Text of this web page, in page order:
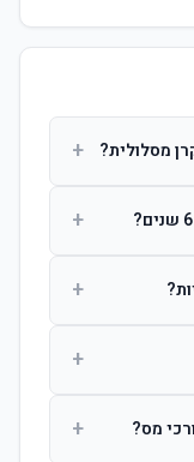
מסלולית? +
ומאפשרת
+
ממס עד לתקרה
+
הראשונה.
+
מס? +